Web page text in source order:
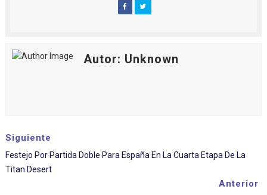
Autor: Unknown
Siguiente
Festejo Por Partida Doble Para España En La Cuarta Etapa De La
Titan Desert
Anterior